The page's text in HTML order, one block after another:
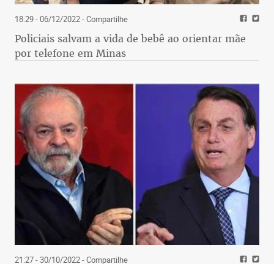
18:29 - 06/12/2022- Compartilhe
Policiais salvam a vida de bebê ao orientar mãe
por telefone em Minas
21:27 - 30/10/2022- Compartilhe